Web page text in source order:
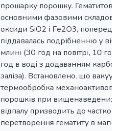
прошарку порошку. Гематитова
основними фазовими
оксиди SiO2 і Fe2O3,
піддавалась подрібненню у
млині (30 год на повітрі, 10
год в воді з додаванням
заліза). Встановлено, що
термообробка
порошків при
відпалу призводить до
перетворення гематиту в